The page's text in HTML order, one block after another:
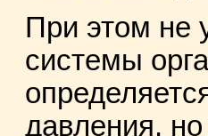
При этом не
системы
давления,